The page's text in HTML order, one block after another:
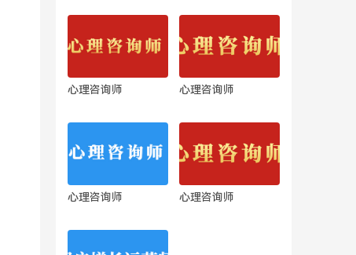
心理咨询师 心理咨询师
心理咨询师 心理咨询师